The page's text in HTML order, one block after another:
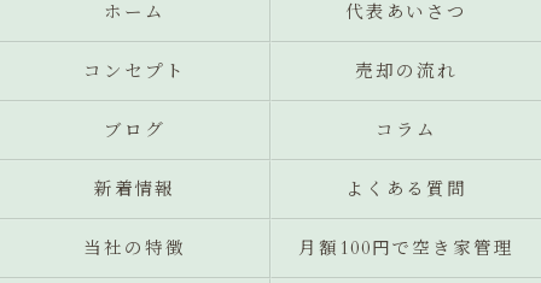
ホーム 代表あいさつ
コンセプト 売却の流れ
ブログ コラム
新着情報 よくある質問
当社の特徴 月額100円で空き家管理